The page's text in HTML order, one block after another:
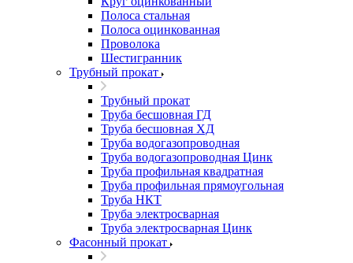
Полоса стальная
Полоса оцинкованная
Проволока
Шестигранник
Трубный прокат
Трубный прокат
Труба бесшовная ГД
Труба бесшовная ХД
Труба водогазопроводная
Труба водогазопроводная Цинк
Труба профильная квадратная
Труба профильная прямоугольная
Труба НКТ
Труба электросварная
Труба электросварная Цинк
Фасонный прокат